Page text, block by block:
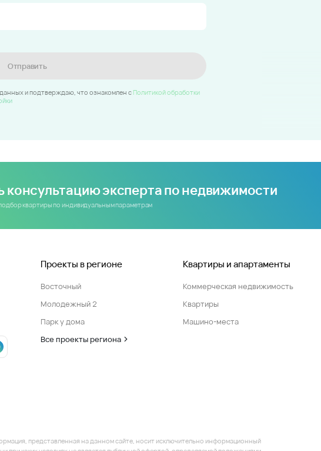
Отправить
и подтверждаю, что ознакомлен c Политикой обработки
консультацию эксперта по недвижимости
квартиры по индивидуальным параметрам
Проекты в регионе
Восточный
Молодежный 2
Парк у дома
Все проекты региона
Квартиры и апартаменты
Коммерческая недвижимость
Квартиры
Машино-места
представленная на данном сайте, носит исключительно информационный